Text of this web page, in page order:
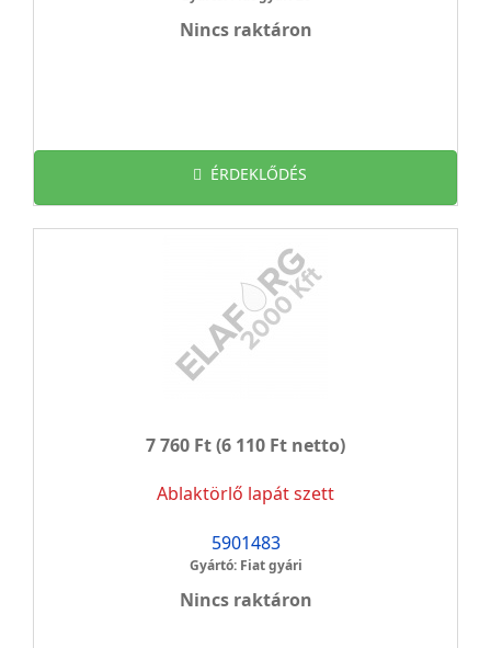
Nincs raktáron
ÉRDEKLŐDÉS
7 760 Ft(6 110 Ft netto)
Ablaktörlő lapát szett
5901483
Gyártó: Fiat gyári
Nincs raktáron